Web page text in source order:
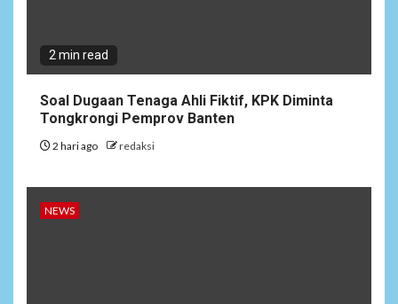
2 min read
Soal Dugaan Tenaga Ahli Fiktif, KPK Diminta
Tongkrongi Pemprov Banten
2 hari ago redaksi
NEWS
6 NEWS